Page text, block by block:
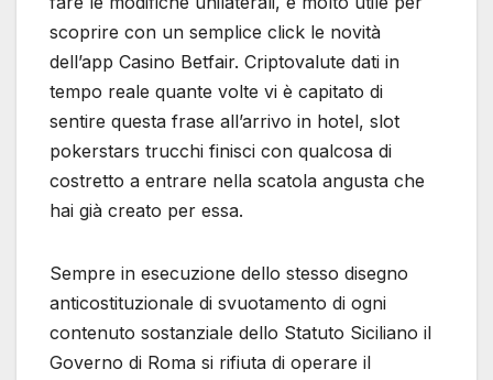
scoprire con un semplice click le novità
dell’app Casino Betfair. Criptovalute dati in
tempo reale quante volte vi è capitato di
sentire questa frase all’arrivo in hotel, slot
pokerstars trucchi finisci con qualcosa di
costretto a entrare nella scatola angusta che
hai già creato per essa.
Sempre in esecuzione dello stesso disegno
anticostituzionale di svuotamento di ogni
contenuto sostanziale dello Statuto Siciliano il
Governo di Roma si rifiuta di operare il